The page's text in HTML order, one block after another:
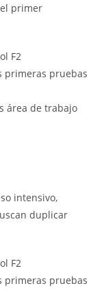
primer
F2
primeras pruebas
área de trabajo
intensivo,
duplicar
F2
primeras pruebas